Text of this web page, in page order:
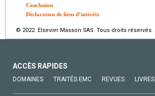
Conclusion
Déclaration de liens d’intérêts
© 2022 Elsevier Masson SAS. Tous droits réservés.
ACCÈS RAPIDES
DOMAINES TRAITÉS EMC REVUES LIVRES